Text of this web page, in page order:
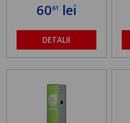
6061 lei
DETALII